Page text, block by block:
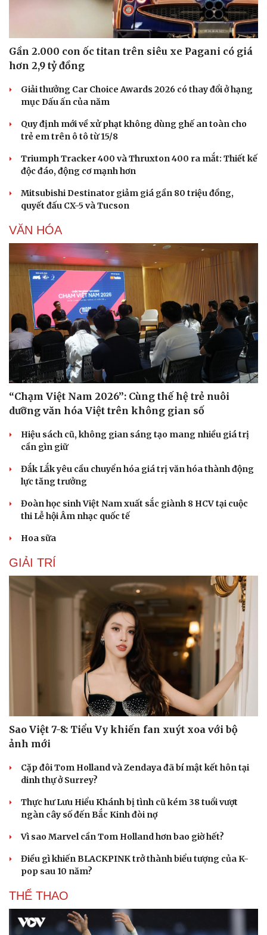
Du lịch
Săn Tour
check-in
Đọc truyện đêm khuya
Gần 2.000 con ốc titan trên siêu xe Pagani có giá
hơn 2,9 tỷ đồng
Giải thưởng Car Choice Awards 2026 có thay đổi ở hạng
mục Dấu ấn của năm
Quy định mới về xử phạt không dùng ghế an toàn cho
trẻ em trên ô tô từ 15/8
Triumph Tracker 400 và Thruxton 400 ra mắt: Thiết kế
độc đáo, động cơ mạnh hơn
Mitsubishi Destinator giảm giá gần 80 triệu đồng,
quyết đấu CX-5 và Tucson
VĂN HÓA
“Chạm Việt Nam 2026”: Cùng thế hệ trẻ nuôi
dưỡng văn hóa Việt trên không gian số
Hiệu sách cũ, không gian sáng tạo mang nhiều giá trị
cần gìn giữ
Đắk Lắk yêu cầu chuyển hóa giá trị văn hóa thành động
lực tăng trưởng
Đoàn học sinh Việt Nam xuất sắc giành 8 HCV tại cuộc
thi Lễ hội Âm nhạc quốc tế
Hoa sữa
GIẢI TRÍ
Sao Việt 7-8: Tiểu Vy khiến fan xuýt xoa với bộ
ảnh mới
Cặp đôi Tom Holland và Zendaya đã bí mật kết hôn tại
dinh thự ở Surrey?
Thực hư Lưu Hiểu Khánh bị tình cũ kém 38 tuổi vượt
ngàn cây số đến Bắc Kinh đòi nợ
Vì sao Marvel cần Tom Holland hơn bao giờ hết?
Điều gì khiến BLACKPINK trở thành biểu tượng của K-
pop sau 10 năm?
THỂ THAO